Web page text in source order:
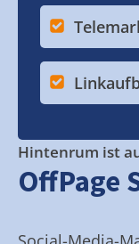
Hintenrum ist
OffPage